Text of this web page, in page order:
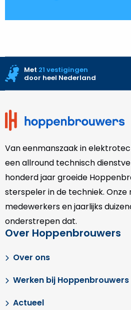
Site
Met 21 vestigingen
door heel Nederland
Van eenmanszaak in
een allround technisch
honderd jaar groeide
sterspeler in de techniek. Onze
medewerkers en jaarlijks
onderstrepen dat.
Over Hoppenbrouwers
Over ons
Werken bij Hoppenbrouwers
Actueel